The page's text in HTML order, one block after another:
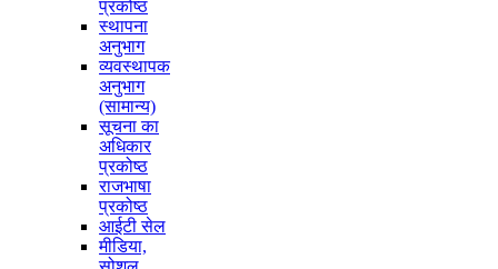
प्रकोष्ठ
स्थापना
अनुभाग
व्यवस्थापक
अनुभाग
(सामान्य)
सूचना का
अधिकार
प्रकोष्ठ
राजभाषा
प्रकोष्ठ
आईटी सेल
मीडिया,